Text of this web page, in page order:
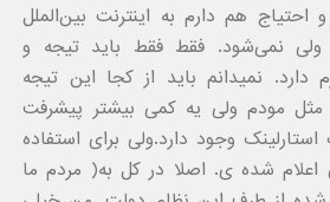
هم دارم به اینترنت بین‌الملل
ولی نمی‌شود. فقط فقط باید تیجه و
دارد. نمیدانم باید از کجا این تیجه
مثل مودم ولی یه کمی بیشتر پیشرفت
وجود دارد.ولی برای استفاده
اعلام شده ی. اصلا در کل به( مردم ما